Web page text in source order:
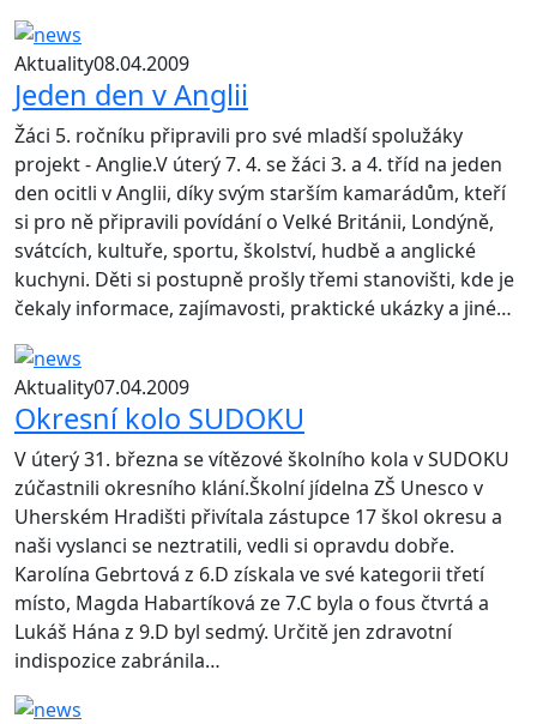
Aktuality08.04.2009
Jeden den v Anglii
Žáci 5. ročníku připravili pro své mladší spolužáky
projekt - Anglie.V úterý 7. 4. se žáci 3. a 4. tříd na jeden
den ocitli v Anglii, díky svým starším kamarádům, kteří
si pro ně připravili povídání o Velké Británii, Londýně,
svátcích, kultuře, sportu, školství, hudbě a anglické
kuchyni. Děti si postupně prošly třemi stanovišti, kde je
čekaly informace, zajímavosti, praktické ukázky a jiné…
Aktuality07.04.2009
Okresní kolo SUDOKU
V úterý 31. března se vítězové školního kola v SUDOKU
zúčastnili okresního klání.Školní jídelna ZŠ Unesco v
Uherském Hradišti přivítala zástupce 17 škol okresu a
naši vyslanci se neztratili, vedli si opravdu dobře.
Karolína Gebrtová z 6.D získala ve své kategorii třetí
místo, Magda Habartíková ze 7.C byla o fous čtvrtá a
Lukáš Hána z 9.D byl sedmý. Určitě jen zdravotní
indispozice zabránila…